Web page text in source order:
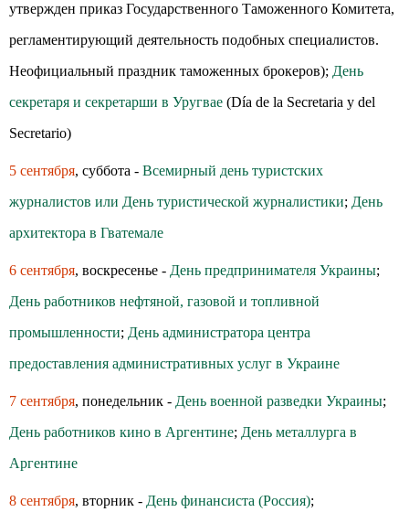
утвержден приказ Государственного Таможенного Комитета,
регламентирующий деятельность подобных специалистов.
Неофициальный праздник таможенных брокеров); День
секретаря и секретарши в Уругвае (Día de la Secretaria y del
Secretario)
5 сентября, суббота - Всемирный день туристских
журналистов или День туристической журналистики; День
архитектора в Гватемале
6 сентября, воскресенье - День предпринимателя Украины;
День работников нефтяной, газовой и топливной
промышленности; День администратора центра
предоставления административных услуг в Украине
7 сентября, понедельник - День военной разведки Украины;
День работников кино в Аргентине; День металлурга в
Аргентине
8 сентября, вторник - День финансиста (Россия);